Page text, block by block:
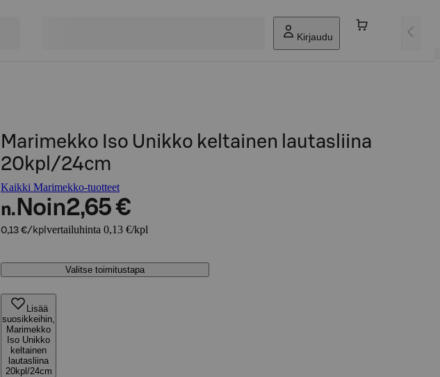
Kirjaudu
Marimekko Iso Unikko keltainen lautasliina
20kpl/24cm
Kaikki Marimekko-tuotteet
n. Noin2,65 €
0,13 €/kpl vertailuhinta 0,13 €/kpl
Valitse toimitustapa
Lisää
suosikkeihin,
Marimekko
Iso Unikko
keltainen
lautasliina
20kpl/24cm